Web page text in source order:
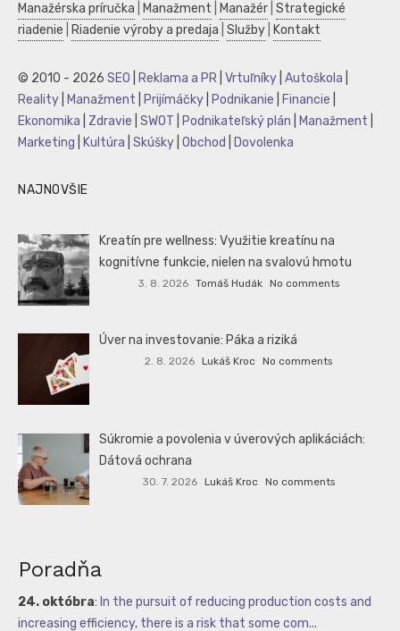
Manažérska príručka Manažment Manažér Strategické
riadenie
Riadenie výroby a predaja Služby Kontakt
© 2010 - 2026 SEO Reklama a PR Vrtuľníky Autoškola
Reality
Manažment Prijímáčky Podnikanie Financie
Ekonomika
Zdravie SWOT Podnikateľský plán Manažment
Marketing
Kultúra Skúšky Obchod Dovolenka
NAJNOVŠIE
Kreatín pre wellness: Využitie kreatínu na
kognitívne funkcie, nielen na svalovú hmotu
3. 8. 2026 Tomáš Hudák No comments
Úver na investovanie: Páka a riziká
2. 8. 2026 Lukáš Kroc No comments
Súkromie a povolenia v úverových aplikáciách:
Dátová ochrana
30. 7. 2026 Lukáš Kroc No comments
Poradňa
24. októbra: In the pursuit of reducing production costs and
increasing efficiency, there is a risk that some com...